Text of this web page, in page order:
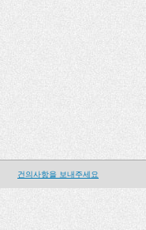
건의사항을 보내주세요